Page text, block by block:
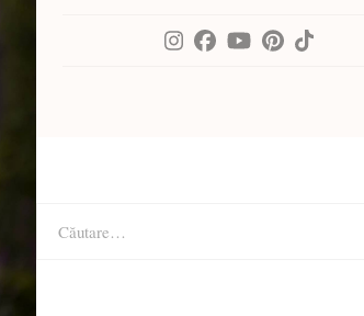
după: